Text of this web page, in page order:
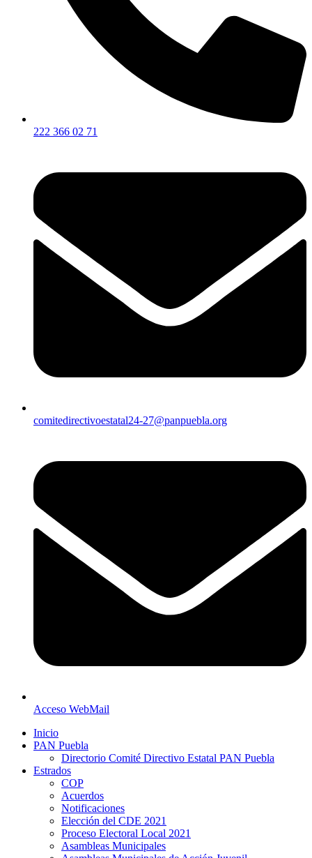
222 366 02 71
comitedirectivoestatal24-27@panpuebla.org
Acceso WebMail
Inicio
PAN Puebla
Directorio Comité Directivo Estatal PAN Puebla
Estrados
COP
Acuerdos
Notificaciones
Elección del CDE 2021
Proceso Electoral Local 2021
Asambleas Municipales